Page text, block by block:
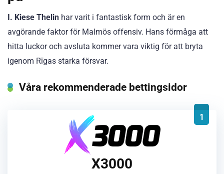
I. Kiese Thelin har varit i fantastisk form och är en
avgörande faktor för Malmös offensiv. Hans förmåga att
hitta luckor och avsluta kommer vara viktig för att bryta
igenom Rīgas starka försvar.
Våra rekommenderade bettingsidor
1
X3000